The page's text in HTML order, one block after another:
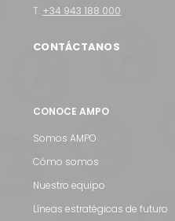
T. +34 943 188 000
CONTÁCTANOS
CONOCE AMPO
Somos AMPO
Cómo somos
Nuestro equipo
Líneas estratégicas de futuro